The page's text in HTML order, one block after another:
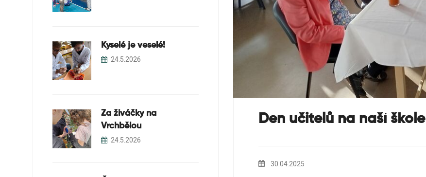
Kyselé je veselé!
24.5.2026
Za živáčky na
Vrchbělou
24.5.2026
Den učitelů na naší škole
30.04.2025